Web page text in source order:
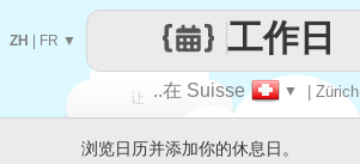
让 ..在 Suisse ▼ | Zürich
工作日
ZH FR ▼
浏览日历并添加你的休息日。